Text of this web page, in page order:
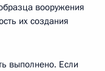
вооружения
их создания
выполнено. Если